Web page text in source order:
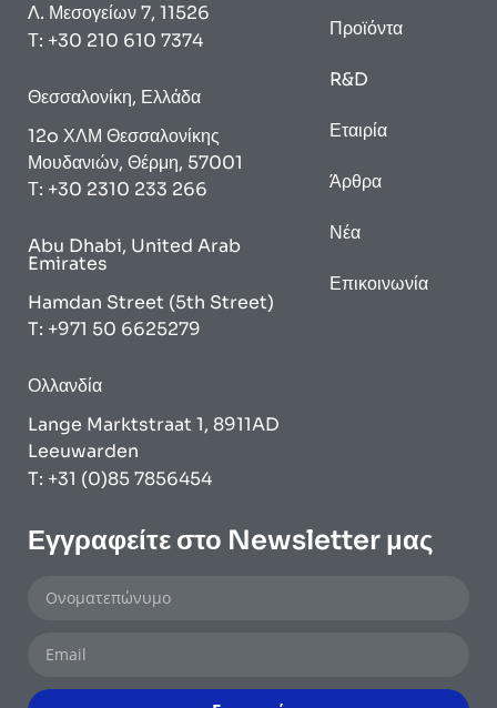
Λ. Μεσογείων 7, 11526
Τ: +30 210 610 7374
Θεσσαλονίκη, Ελλάδα
12o ΧΛΜ Θεσσαλονίκης
Μουδανιών, Θέρμη, 57001
Τ: +30 2310 233 266
Abu Dhabi, United Arab
Emirates
Hamdan Street (5th Street)
T: +971 50 6625279
Ολλανδία
Lange Marktstraat 1, 8911AD
Leeuwarden
T: +31 (0)85 7856454
Προϊόντα
R&D
Εταιρία
Άρθρα
Νέα
Επικοινωνία
Εγγραφείτε στο Newsletter μας